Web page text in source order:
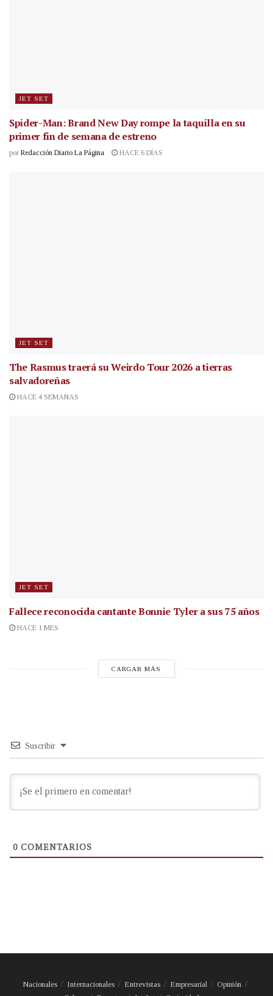
JET SET
Spider-Man: Brand New Day rompe la taquilla en su
primer fin de semana de estreno
por Redacción Diario La Página HACE 6 DÍAS
JET SET
The Rasmus traerá su Weirdo Tour 2026 a tierras
salvadoreñas
HACE 4 SEMANAS
JET SET
Fallece reconocida cantanteBonnie Tyler a sus 75 años
HACE 1 MES
CARGAR MÁS
Suscribir
0 COMENTARIOS
Nacionales Internacionales Entrevistas Empresarial
Opinión